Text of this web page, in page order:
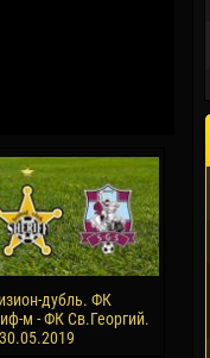
21 Июля
Эмиль ТЫМБУР
24 Июля
Михаил КОРОТКОВ
27 Июля
Владимир ФРАТЯ
дубль. ФК
м - ФК Св.Георгий.